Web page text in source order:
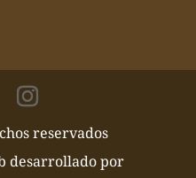
reservados
desarrollado por